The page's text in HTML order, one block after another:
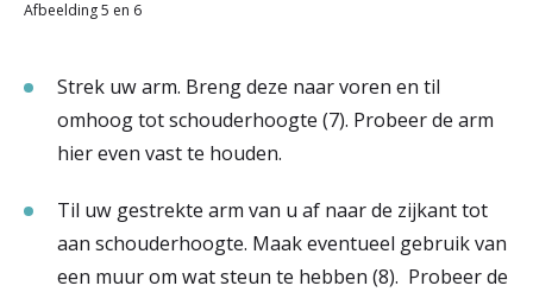
Afbeelding 5 en 6
Strek uw arm. Breng deze naar voren en til
omhoog tot schouderhoogte (7). Probeer de arm
hier even vast te houden.
Til uw gestrekte arm van u af naar de zijkant tot
aan schouderhoogte. Maak eventueel gebruik van
een muur om wat steun te hebben (8). Probeer de